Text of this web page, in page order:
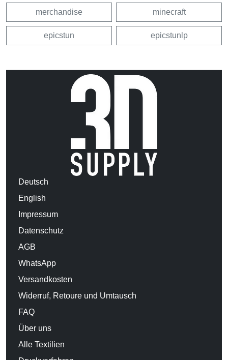
merchandise minecraft
epicstun epicstunlp
Deutsch
English
Impressum
Datenschutz
AGB
WhatsApp
Versandkosten
Widerruf, Retoure und Umtausch
FAQ
Über uns
Alle Textilien